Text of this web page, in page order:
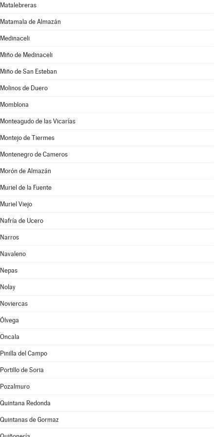
Matalebreras
Matamala de Almazán
Medinaceli
Miño de Medinaceli
Miño de San Esteban
Molinos de Duero
Momblona
Monteagudo de las Vicarías
Montejo de Tiermes
Montenegro de Cameros
Morón de Almazán
Muriel de la Fuente
Muriel Viejo
Nafría de Ucero
Narros
Navaleno
Nepas
Nolay
Noviercas
Ólvega
Oncala
Pinilla del Campo
Portillo de Soria
Pozalmuro
Quintana Redonda
Quintanas de Gormaz